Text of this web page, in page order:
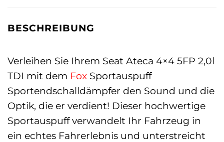
BESCHREIBUNG
Verleihen Sie Ihrem Seat Ateca 4×4 5FP 2,0l
TDI mit dem Fox Sportauspuff
Sportendschalldämpfer den Sound und die
Optik, die er verdient! Dieser hochwertige
Sportauspuff verwandelt Ihr Fahrzeug in
ein echtes Fahrerlebnis und unterstreicht